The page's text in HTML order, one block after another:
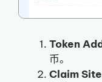
Token
币。
Claim